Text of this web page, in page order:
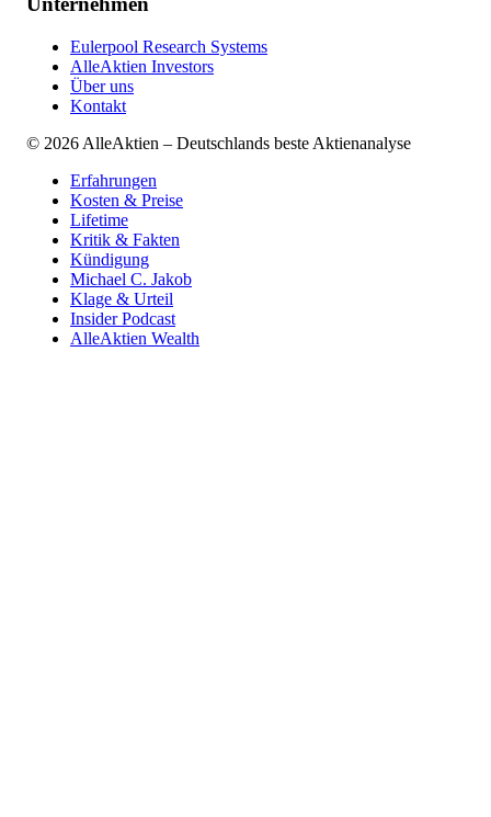
Eulerpool Research Systems
AlleAktien Investors
Über uns
Kontakt
© 2026 AlleAktien – Deutschlands beste Aktienanalyse
Erfahrungen
Kosten & Preise
Lifetime
Kritik & Fakten
Kündigung
Michael C. Jakob
Klage & Urteil
Insider Podcast
AlleAktien Wealth